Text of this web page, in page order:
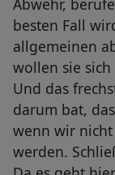
Abwehr,
besten Fall
allgemeinen
wollen sie
Und das
darum bat,
wenn wir
werden.